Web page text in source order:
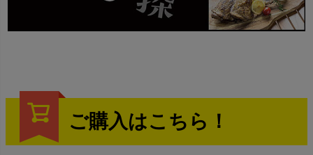
ご購入はこちら！